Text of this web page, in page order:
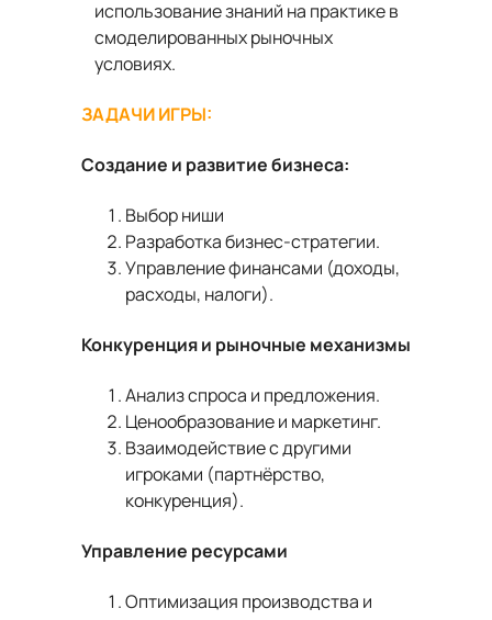
использование знаний на практике в
смоделированных рыночных
условиях.
ЗАДАЧИ ИГРЫ:
Создание и развитие бизнеса:
Выбор ниши
Разработка бизнес-стратегии.
Управление финансами (доходы,
расходы, налоги).
Конкуренция и рыночные механизмы
Анализ спроса и предложения.
Ценообразование и маркетинг.
Взаимодействие с другими
игроками (партнёрство,
конкуренция).
Управление ресурсами
Оптимизация производства и